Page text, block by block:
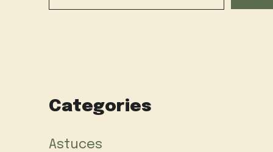
Categories
Astuces